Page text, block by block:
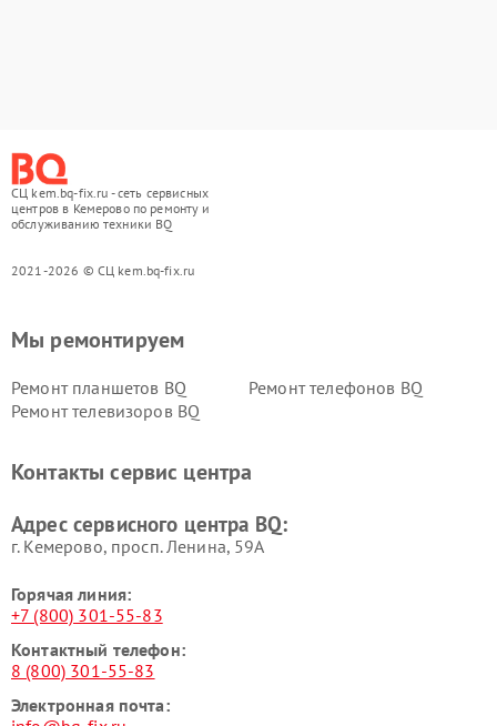
СЦ kem.bq-fix.ru - сеть сервисных
центров в Кемерово по ремонту и
обслуживанию техники BQ
2021-2026 © СЦ kem.bq-fix.ru
Мы ремонтируем
Ремонт планшетов BQ
Ремонт телефонов BQ
Ремонт телевизоров BQ
Контакты сервис центра
Адрес сервисного центра BQ:
г. Кемерово, просп. Ленина, 59А
Горячая линия:
+7 (800) 301-55-83
Контактный телефон:
8 (800) 301-55-83
Электронная почта: